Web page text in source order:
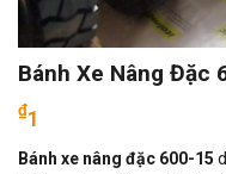
Bánh Xe Nâng Đặc
₫1
Bánh xe nâng đặc 600-15